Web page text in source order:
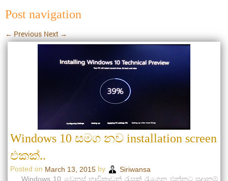
Post navigation
← Previous Next →
Windows 10 සමග නව installation screen
එකක්..
Posted on March 13, 2015 by
Siriwansa
Windows 10 වෙනස් භාවිතාවන් ‍රැසක් ‍රැගෙන එන්නට සූදානම්